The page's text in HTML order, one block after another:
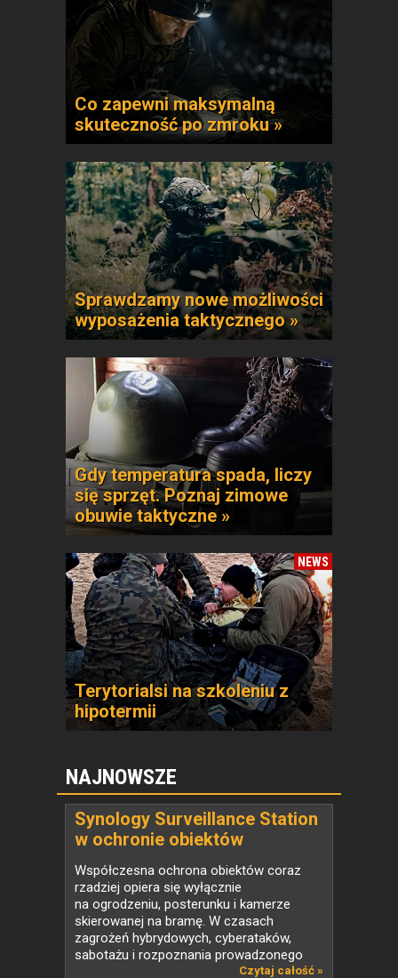
Co zapewni maksymalną
skuteczność po zmroku »
Sprawdzamy nowe możliwości
wyposażenia taktycznego »
Gdy temperatura spada, liczy
się sprzęt. Poznaj zimowe
obuwie taktyczne »
NEWS
Terytorialsi na szkoleniu z
hipotermii
NAJNOWSZE
Synology Surveillance Station
w ochronie obiektów
strategicznych
Współczesna ochrona obiektów coraz
rzadziej opiera się wyłącznie
na ogrodzeniu, posterunku i kamerze
skierowanej na bramę. W czasach
zagrożeń hybrydowych, cyberataków,
sabotażu i rozpoznania prowadzonego
Czytaj całość »